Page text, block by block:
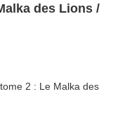
des Lions /